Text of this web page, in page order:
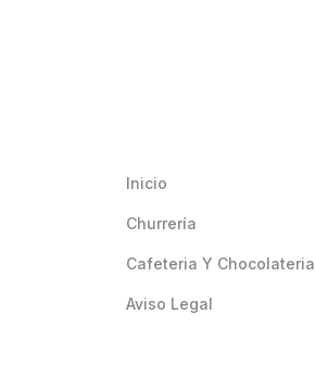
Inicio
Churrería
Cafeteria Y Chocolateria
Aviso Legal